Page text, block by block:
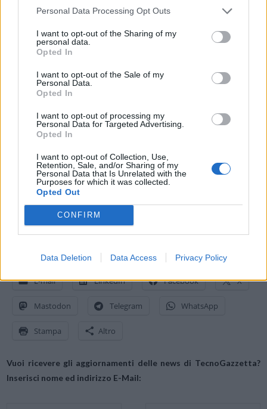
Personal Data Processing Opt Outs
I want to opt-out of the Sharing of my
personal data.
Opted In
I want to opt-out of the Sale of my
Personal Data.
Opted In
I want to opt-out of processing my
Personal Data for Targeted Advertising.
Opted In
I want to opt-out of Collection, Use,
Retention, Sale, and/or Sharing of my
Personal Data that Is Unrelated with the
Purposes for which it was collected.
Opted Out
CONFIRM
Data Deletion Data Access Privacy Policy
oltre 20.000 app, con Netflix, HBO Now, Line, Tinder e MLB.com At
Bat che sono stati fra quelli più popolari dell’anno scorso. I clienti
iPhone e iPad hanno aumentato significativamente la fatturazione
derivante dagli abbonamenti sull’App Store nel 2016, arrivando a 2,7
miliardi di dollari, 74 percento in più rispetto al 2015.
Macintosh nel 1984. Ancora oggi Apple è all’avanguardia nel mondo
per l’innovazione con iPhone, iPad, Mac, Apple Watch e Apple TV. Le
quattro piattaforme software di Apple – iOS, macOS, watchOS e
tvOS – forniscono un’esperienza fluida e continua su tutti i
dispositivi Apple e offrono alle persone servizi innovativi, tra cui App
Store, Apple Music, Apple Pay e iCloud. Gli oltre 100.000 dipendenti
Apple si impegnano per realizzare i migliori prodotti sul pianeta, e
lasciare il mondo migliore di come lo abbiamo trovato.
Condividi questo articolo:
E-mail LinkedIn Facebook X
Mastodon Telegram WhatsApp
Stampa Altro
Vuoi ricevere gli aggiornamenti delle news di TecnoGazzetta?
Inserisci nome ed indirizzo E-Mail: